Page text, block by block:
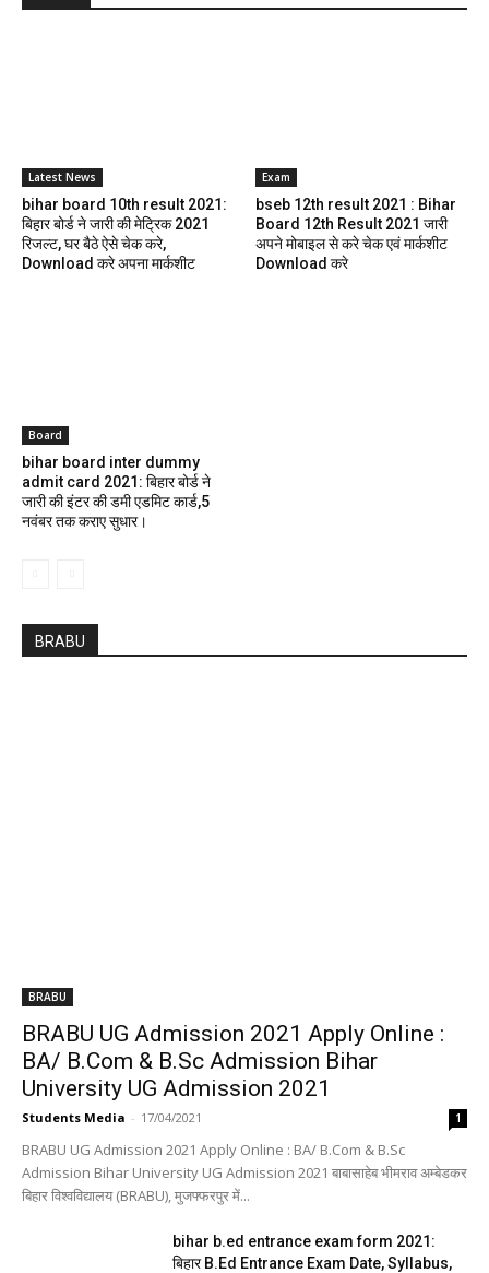
Latest News
bihar board 10th result 2021:
बिहार बोर्ड ने जारी की मेट्रिक 2021
रिजल्ट, घर बैठे ऐसे चेक करे,
Download करे अपना मार्कशीट
Exam
bseb 12th result 2021 : Bihar
Board 12th Result 2021 जारी
अपने मोबाइल से करे चेक एवं मार्कशीट
Download करे
Board
bihar board inter dummy
admit card 2021: बिहार बोर्ड ने
जारी की इंटर की डमी एडमिट कार्ड,5
नवंबर तक कराए सुधार।
BRABU
BRABU
BRABU UG Admission 2021 Apply Online :
BA/ B.Com & B.Sc Admission Bihar
University UG Admission 2021
Students Media - 17/04/2021 1
BRABU UG Admission 2021 Apply Online : BA/ B.Com & B.Sc
Admission Bihar University UG Admission 2021 बाबासाहेब भीमराव अम्बेडकर
बिहार विश्वविद्यालय (BRABU), मुजफ्फरपुर में...
bihar b.ed entrance exam form 2021:
बिहार B.Ed Entrance Exam Date, Syllabus,